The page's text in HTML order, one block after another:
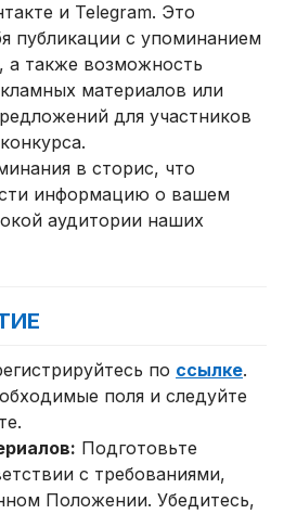
и Telegram. Это
публикации с упоминанием
а также возможность
материалов или
для участников
в сторис, что
информацию о вашем
аудитории наших
по ссылке.
поля и следуйте
Подготовьте
с требованиями,
Положении. Убедитесь,